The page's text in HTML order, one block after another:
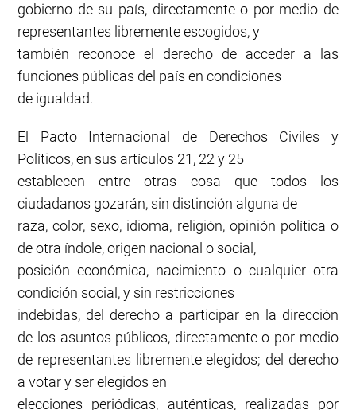
gobierno de su país, directamente o por medio de
representantes libremente escogidos, y
también reconoce el derecho de acceder a las
funciones públicas del país en condiciones
de igualdad.
El Pacto Internacional de Derechos Civiles y
Políticos, en sus artículos 21, 22 y 25
establecen entre otras cosa que todos los
ciudadanos gozarán, sin distinción alguna de
raza, color, sexo, idioma, religión, opinión política o
de otra índole, origen nacional o social,
posición económica, nacimiento o cualquier otra
condición social, y sin restricciones
indebidas, del derecho a participar en la dirección
de los asuntos públicos, directamente o por medio
de representantes libremente elegidos; del derecho
a votar y ser elegidos en
elecciones periódicas, auténticas, realizadas por